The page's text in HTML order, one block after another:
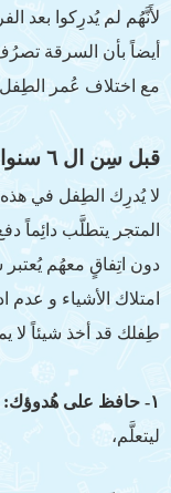
لأَنَّهُم لم يُدرِكوا بعد
أيضاً بأن السرقة
مع اختلاف عُمر الطِفل
قبل سِن ال ٦ سنوات
لا يُدرِك الطِفل في
المتجر يتطلَّب دائِماً
دون اتِفاقٍ معهُم
امتلاك الأشياء و عدم
طِفلك قد أخذ شيئاً لا
١- حافظ على هُدوؤك:
ليتعلَّم،